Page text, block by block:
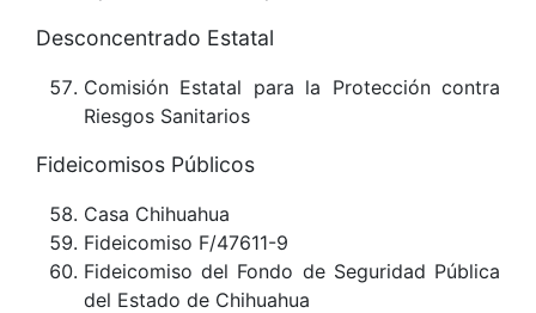
Desconcentrado Estatal
Comisión Estatal para la Protección contra
Riesgos Sanitarios
Fideicomisos Públicos
Casa Chihuahua
Fideicomiso F/47611-9
Fideicomiso del Fondo de Seguridad Pública
del Estado de Chihuahua